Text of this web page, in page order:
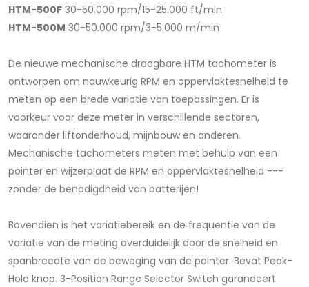
HTM-500F 30-50.000 rpm/15-25.000 ft/min
HTM-500M 30-50.000 rpm/3-5.000 m/min
De nieuwe mechanische draagbare HTM tachometer is
ontworpen om nauwkeurig RPM en oppervlaktesnelheid te
meten op een brede variatie van toepassingen. Er is
voorkeur voor deze meter in verschillende sectoren,
waaronder liftonderhoud, mijnbouw en anderen.
Mechanische tachometers meten met behulp van een
pointer en wijzerplaat de RPM en oppervlaktesnelheid ---
zonder de benodigdheid van batterijen!
Bovendien is het variatiebereik en de frequentie van de
variatie van de meting overduidelijk door de snelheid en
spanbreedte van de beweging van de pointer. Bevat Peak-
Hold knop. 3-Position Range Selector Switch garandeert